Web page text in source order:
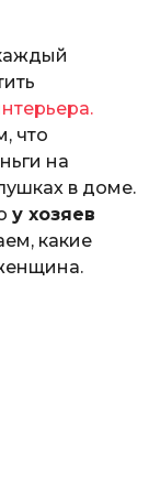
что
на
в доме.
у хозяев
какие